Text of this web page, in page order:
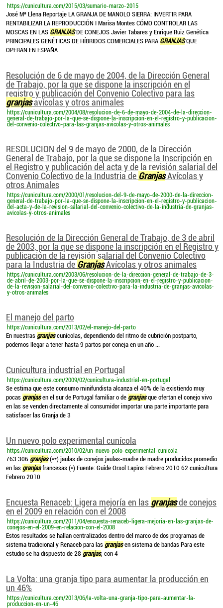
https://cunicultura.com/2015/03/sumario-marzo-2015
José Mª Llena Reportaje LA GRANJA DE MANOLO SIERRA: INVERTIR PARA
RENTABILIZAR LA REPRODUCCIÓN I Marisa Montes CÓMO CONTROLAR LAS
MOSCAS EN LAS GRANJASDE CONEJOS Javier Tabares y Enrique Ruiz Genética
PRINCIPALES GENÉTICAS DE HÍBRIDOS COMERCIALES PARA GRANJASQUE
OPERAN EN ESPAÑA
Resolución de 6 de mayo de 2004, de la Dirección General
de Trabajo, por la que se dispone la inscripción en el
registro y publicación del Convenio Colectivo para las
granjasavícolas y otros animales
https://cunicultura.com/2004/08/resolucion-de-6-de-mayo-de-2004-de-la-direccion-
general-de-trabajo-por-la-que-se-dispone-la-inscripcion-en-el-registro-y-publicacion-
del-convenio-colectivo-para-las-granjas-avicolas-y-otros-animales
RESOLUCION del 9 de mayo de 2000, de la Dirección
General de Trabajo, por la que se dispone la Inscripción en
el Registro y publicación del acta y de la revisión salarial del
Convenio Colectivo de la Industria de GranjasAvícolas y
otros Animales
https://cunicultura.com/2000/01/resolucion-del-9-de-mayo-de-2000-de-la-direccion-
general-de-trabajo-por-la-que-se-dispone-la-inscripcion-en-el-registro-y-publicacion-
del-acta-y-de-la-revision-salarial-del-convenio-colectivo-de-la-industria-de-granjas-
avicolas-y-otros-animales
Resolución de la Dirección General de Trabajo, de 3 de abril
de 2003, por la que se dispone la inscripción en el Registro y
publicación de la revisión salarial del Convenio Colectivo
para la Industria de GranjasAvícolas y otros animales
https://cunicultura.com/2003/06/resolucion-de-la-direccion-general-de-trabajo-de-3-
de-abril-de-2003-por-la-que-se-dispone-la-inscripcion-en-el-registro-y-publicacion-
de-la-revision-salarial-del-convenio-colectivo-para-la-industria-de-granjas-avicolas-
y-otros-animales
El manejo del parto
https://cunicultura.com/2013/02/el-manejo-del-parto
En nuestras granjascunícolas, dependiendo del ritmo de cubrición postparto,
podemos llegar a tener hasta 9 partos por coneja en un año ...
Cunicultura industrial en Portugal
https://cunicultura.com/2009/02/cunicultura-industrial-en-portugal
Se estima que este consumo minifundista alcanza el 40% de la existiendo muy
pocas granjasen el sur de Portugal familiar o de granjasque ofertan el conejo vivo
en las se venden directamente al consumidor importar una parte importante para
satisfacer las Granja de 3
Un nuevo polo experimental cunícola
https://cunicultura.com/2010/02/un-nuevo-polo-experimental-cunicola
763 306 granjas(**) jaulas de conejos jaulas-madre de madre producidos promedio
en las granjasfrancesas (*) Fuente: Guide Orsol Lapins Febrero 2010 62 cunicultura
Febrero 2010
Encuesta Renaceb: Ligera mejoría en las granjasde conejos
en el 2009 en relación con el 2008
https://cunicultura.com/2011/04/encuesta-renaceb-ligera-mejoria-en-las-granjas-de-
conejos-en-el-2009-en-relacion-con-el-2008
Estos resultados se hallan centralizados dentro del marco de dos programas de
sistema tradicional y Renaceb para las granjasen sistema de bandas Para este
estudio se ha dispuesto de 28 granjas, con 4
La Volta: una granja tipo para aumentar la producción en
un 46%
https://cunicultura.com/2013/06/la-volta-una-granja-tipo-para-aumentar-la-
produccion-en-un-46